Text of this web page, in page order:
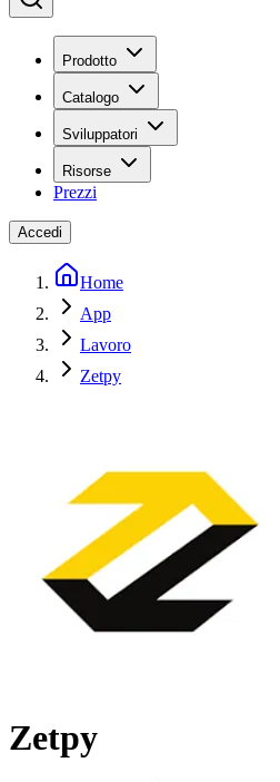
Prodotto
Catalogo
Sviluppatori
Risorse
Prezzi
Accedi
Home
App
Lavoro
Zetpy
Zetpy